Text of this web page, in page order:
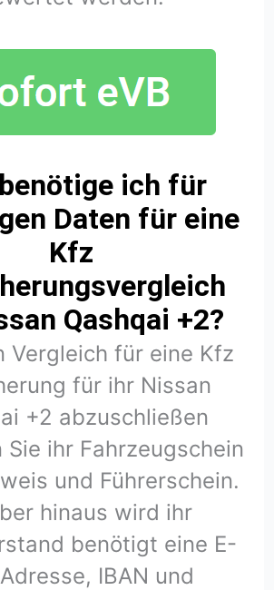
ich für
Daten für eine
Kfz
Qashqai +2?
Vergleich für eine Kfz
für ihr Nissan
+2 abzuschließen
Sie ihr Fahrzeugschein
und Führerschein.
hinaus wird ihr
benötigt eine E-
IBAN und